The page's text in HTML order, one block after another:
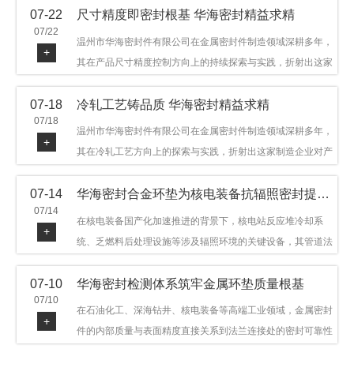
品，可提供多种材质方案，在石油机械、管道法兰、采油树、
07-22
07/22
+
尺寸精度即密封根基 华海密封精益求精
温州市华海密封件有限公司在金属密封件制造领域深耕多年，
其在产品尺寸精度控制方向上的持续探索与实践，折射出这家
产品，广泛应用于石油机械、管道法兰、采油树、井口装置等
领域。本文从尺寸精度的技术内涵及企业工艺积累等角度，呈
现华海密封在该领域的务实探索与稳步发展。
07-18
07/18
+
冷轧工艺铸品质 华海密封精益求精
温州市华海密封件有限公司在金属密封件制造领域深耕多年，
其在冷轧工艺方向上的探索与实践，折射出这家制造企业对产
品，广泛应用于石油机械、管道法兰、采油树、井口装置等领
步发展。
07-14
07/14
+
华海密封合金环垫为核电装备抗辐照密封提供可靠保障
在核电装备国产化加速推进的背景下，核电站反应堆冷却系
统、乏燃料后处理设施等涉及辐照环境的关键设备，其管道法
定与密封可靠。温州市华海密封件科技有限公司深耕金属密封
领域二十余年，依托八角垫、椭圆垫及RX/BX系列高压环垫等
全系列产品，以特种合金材质体系，为核电装备抗辐照密封提
供针对性配套方案。
07-10
07/10
+
华海密封检测体系筑牢金属环垫质量根基
在石油化工、深海钻井、核电装备等高端工业领域，金属密封
件的内部质量与表面精度直接关系到法兰连接处的密封可靠性